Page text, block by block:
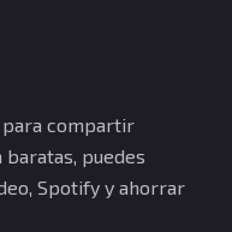
para compartir
puedes
Spotify y ahorrar